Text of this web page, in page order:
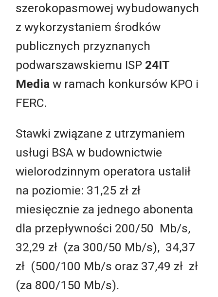
szerokopasmowej wybudowanych
z wykorzystaniem środków
publicznych przyznanych
podwarszawskiemu ISP 24IT
Media w ramach konkursów KPO i
FERC.
Stawki związane z utrzymaniem
usługi BSA w budownictwie
wielorodzinnym operatora ustalił
na poziomie: 31,25 zł zł
miesięcznie za jednego abonenta
dla przepływności 200/50 Mb/s,
32,29 zł (za 300/50 Mb/s), 34,37
zł (500/100 Mb/s oraz 37,49 zł zł
(za 800/150 Mb/s).